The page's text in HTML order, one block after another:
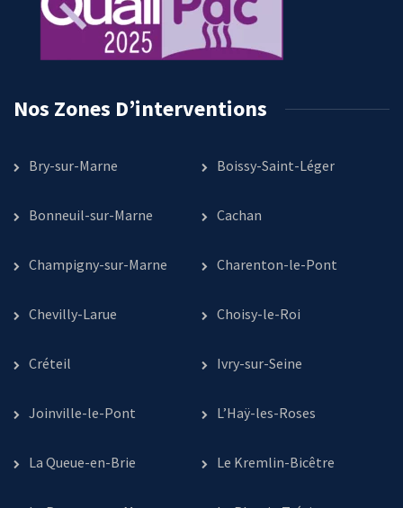
Nos Zones D’interventions
Bry-sur-Marne Boissy-Saint-Léger
Bonneuil-sur-Marne Cachan
Champigny-sur-Marne Charenton-le-Pont
Chevilly-Larue Choisy-le-Roi
Créteil Ivry-sur-Seine
Joinville-le-Pont L’Haÿ-les-Roses
La Queue-en-Brie Le Kremlin-Bicêtre